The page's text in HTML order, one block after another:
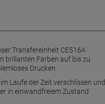
Transfereinheit CE516A
brillanten Farben auf bis zu
Drucken.
Laufe der Zeit verschlissen und
in einwandfreiem Zustand